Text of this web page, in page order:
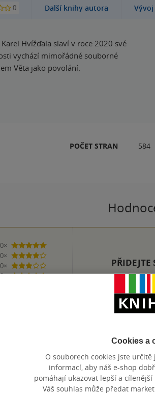
0 Další knihy autora
Hvížďala slaví v roce 2020 své
vychází mimořádné souborné
Věta jako povolání.
POČET STRAN 584
0×
5 hvězdiček
0×
4 hvězdičky
0×
3 hvězdičky
0×
2 hvězdičky
Cookies a
O souborech cookies jste
informací, aby náš e-shop
pomáhají ukazovat lepší a
Váš souhlas může předat